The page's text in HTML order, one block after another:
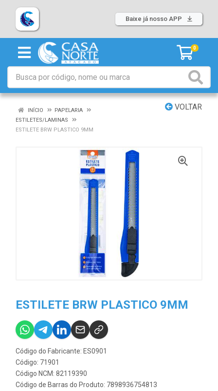
Baixe já nosso APP
0
VOLTAR
INÍCIO
PAPELARIA
ESTILETES/LAMINAS
ESTILETE BRW PLASTICO 9MM
ESTILETE BRW PLASTICO 9MM
Código do Fabricante: ES0901
Código: 71901
Código NCM: 82119390
Código de Barras do Produto: 7898936754813